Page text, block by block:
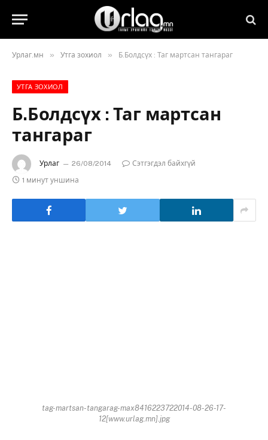
Урлаг.мн » Утга зохиол » Б.Болдсүх : Таг мартсан тангараг
УТГА ЗОХИОЛ
Б.Болдсүх : Таг мартсан
тангараг
Урлаг 26/08/2014
Сэтгэгдэл байхгүй
1 минут уншина
tag-martsan-tangarag-max8416223722014-08-26-17-
12[www.urlag.mn].jpg